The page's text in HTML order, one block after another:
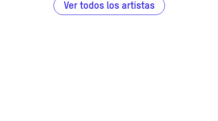
Ver todos los artistas